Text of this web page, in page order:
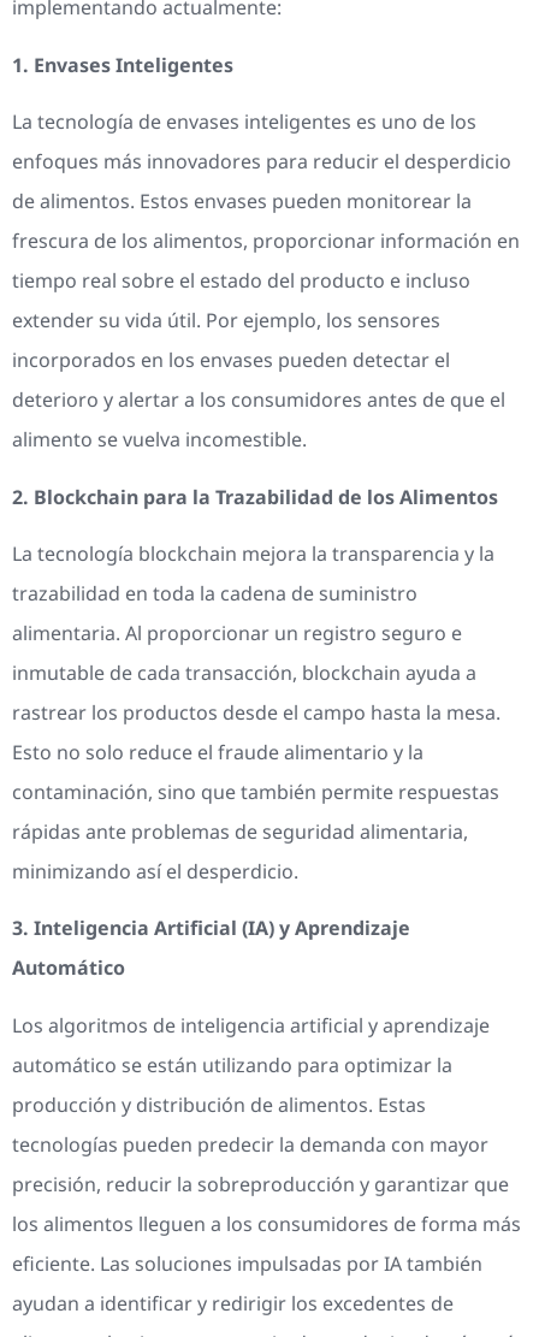
implementando actualmente:
1. Envases Inteligentes
La tecnología de envases inteligentes es uno de los
enfoques más innovadores para reducir el desperdicio
de alimentos. Estos envases pueden monitorear la
frescura de los alimentos, proporcionar información en
tiempo real sobre el estado del producto e incluso
extender su vida útil. Por ejemplo, los sensores
incorporados en los envases pueden detectar el
deterioro y alertar a los consumidores antes de que el
alimento se vuelva incomestible.
2. Blockchain para la Trazabilidad de los Alimentos
La tecnología blockchain mejora la transparencia y la
trazabilidad en toda la cadena de suministro
alimentaria. Al proporcionar un registro seguro e
inmutable de cada transacción, blockchain ayuda a
rastrear los productos desde el campo hasta la mesa.
Esto no solo reduce el fraude alimentario y la
contaminación, sino que también permite respuestas
rápidas ante problemas de seguridad alimentaria,
minimizando así el desperdicio.
3. Inteligencia Artificial (IA) y Aprendizaje
Automático
Los algoritmos de inteligencia artificial y aprendizaje
automático se están utilizando para optimizar la
producción y distribución de alimentos. Estas
tecnologías pueden predecir la demanda con mayor
precisión, reducir la sobreproducción y garantizar que
los alimentos lleguen a los consumidores de forma más
eficiente. Las soluciones impulsadas por IA también
ayudan a identificar y redirigir los excedentes de